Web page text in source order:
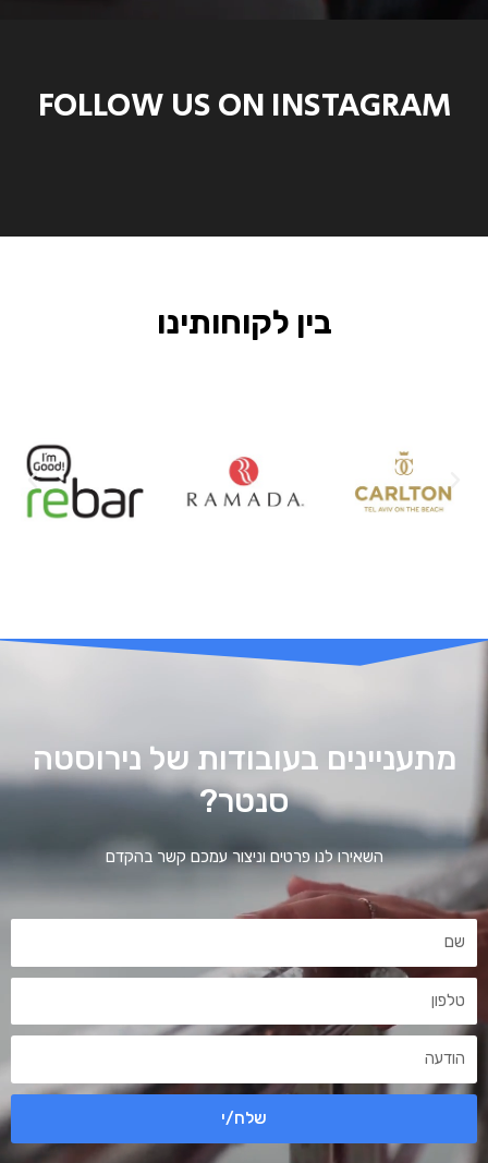
FOLLOW US ON INSTAGRAM
בין לקוחותינו
הקודם הבא
מתעניינים בעובודות של נירוסטה
סנטר?
השאירו לנו פרטים וניצור עמכם קשר בהקדם
שלח/י